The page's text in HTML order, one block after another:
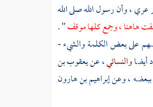
عري ، وأن رسول الله صلى الله
هاهنا ،وجمعكلها موقف" .
على بعض الكلمة والشيء -
أيضاوالنسائي، عنيعقوب بن
ببعضه ، وعنإبراهيم بن هارون